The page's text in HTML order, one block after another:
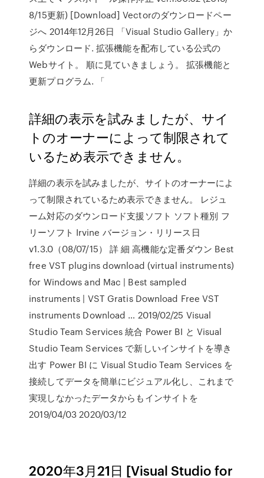
8/15更新) [Download] Vectorのダウンロードペー
ジへ 2014年12月26日 「Visual Studio Gallery」か
らダウンロード. 拡張機能を配布している公式の
Webサイト。 順に見ていきましょう。 拡張機能と
更新プログラム. 「
詳細の表示を試みましたが、サイ
トのオーナーによって制限されて
いるため表示できません。
詳細の表示を試みましたが、サイトのオーナーによ
って制限されているため表示できません。 レジュ
ーム対応のダウンロード支援ソフト ソフト種別 フ
リーソフト Irvine バージョン・リリース日
v1.3.0（08/07/15） 詳 細 高機能な定番ダウン Best
free VST plugins download (virtual instruments)
for Windows and Mac | Best sampled
instruments | VST Gratis Download Free VST
instruments Download … 2019/02/25 Visual
Studio Team Services 統合 Power BI と Visual
Studio Team Services で新しいインサイトを導き
出す Power BI に Visual Studio Team Services を
接続してデータを簡単にビジュアル化し、これまで
実現しなかったデータからもインサイトを
2019/04/03 2020/03/12
2020年3月21日 [Visual Studio for